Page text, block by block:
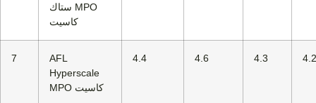
ستاك MPO
كاسيت
7
AFL
Hyperscale
MPO كاسيت
4.4 4.6 4.3 4.2